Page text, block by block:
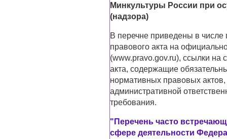
Минкультуры России при
(надзора)
В перечне приведены в числе
правового акта на
(www.pravo.gov.ru), ссылки на
акта, содержащие
нормативных правовых
административной
требования.
"Перечень часто
сфере деятельности